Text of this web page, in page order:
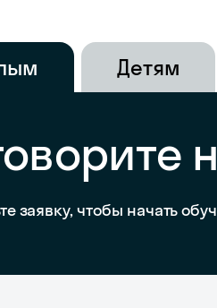
Детям
заявку, чтобы начать